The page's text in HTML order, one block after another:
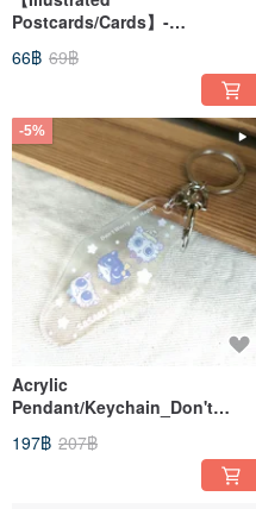
Postcards/Cards】-
HALLOWEEN GHOST
66฿ 69฿
-5%
Acrylic
Pendant/Keychain_Don't
worry,be happy.
197฿ 207฿